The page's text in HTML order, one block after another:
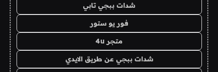
شدات ببجي تابي
فور يو ستور
متجر 4u
شدات ببجي عن طريق الايدي